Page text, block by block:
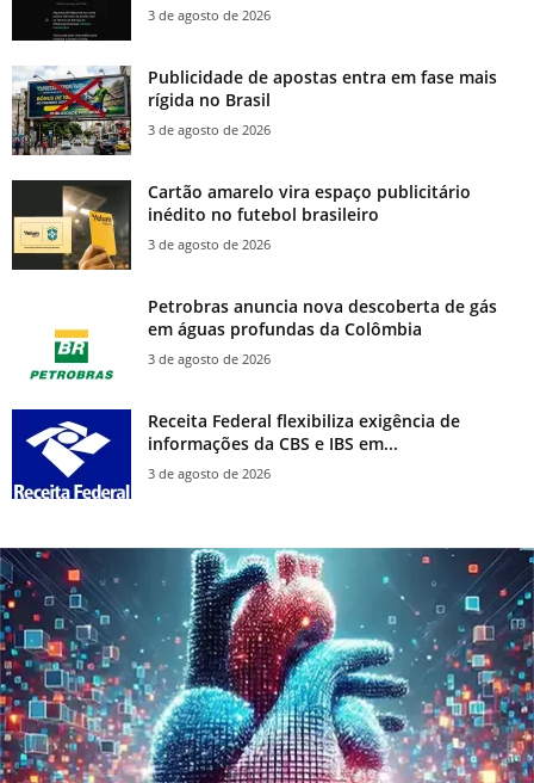
3 de agosto de 2026
Publicidade de apostas entra em fase mais
rígida no Brasil
3 de agosto de 2026
Cartão amarelo vira espaço publicitário
inédito no futebol brasileiro
3 de agosto de 2026
Petrobras anuncia nova descoberta de gás
em águas profundas da Colômbia
3 de agosto de 2026
Receita Federal flexibiliza exigência de
informações da CBS e IBS em...
3 de agosto de 2026